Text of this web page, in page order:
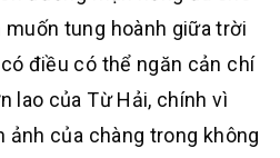
tung hoành giữa trời
điều có thể ngăn cản chí
lao của Từ Hải, chính vì
ảnh của chàng trong không